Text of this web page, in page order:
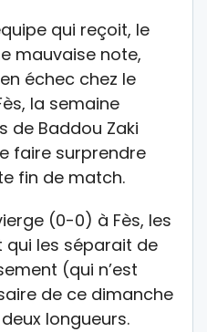
qui reçoit, le
mauvaise note,
échec chez le
la semaine
de Baddou Zaki
faire surprendre
fin de match.
(0-0) à Fès, les
qui les séparait de
(qui n’est
de ce dimanche
longueurs.